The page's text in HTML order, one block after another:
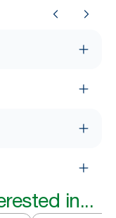
in...